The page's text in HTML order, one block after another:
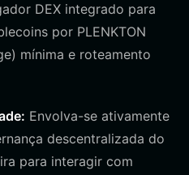
DEX integrado para
por PLENKTON
mínima e roteamento
Envolva-se ativamente
descentralizada do
para interagir com